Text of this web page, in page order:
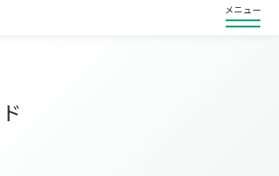
メニュー